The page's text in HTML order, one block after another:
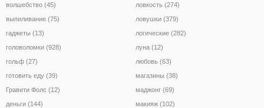
волшебство (45)
выпиливание (75)
гаджеты (13)
головоломки (928)
гольф (27)
готовить еду (39)
Гравити Фолс (12)
деньги (144)
ловкость (274)
ловушки (379)
логические (282)
луна (12)
любовь (63)
магазины (38)
маджонг (69)
макияж (102)